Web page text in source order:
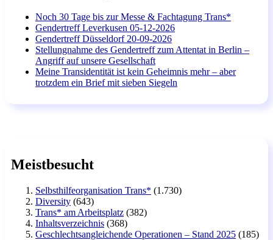
Noch 30 Tage bis zur Messe & Fachtagung Trans*
Gendertreff Leverkusen 05-12-2026
Gendertreff Düsseldorf 20-09-2026
Stellungnahme des Gendertreff zum Attentat in Berlin –
Angriff auf unsere Gesellschaft
Meine Transidentität ist kein Geheimnis mehr – aber
trotzdem ein Brief mit sieben Siegeln
Meistbesucht
Selbsthilfeorganisation Trans* (1.730)
Diversity (643)
Trans* am Arbeitsplatz (382)
Inhaltsverzeichnis (368)
Geschlechtsangleichende Operationen – Stand 2025 (185)